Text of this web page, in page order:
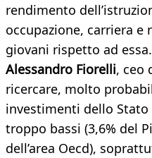
rendimento
occupazione, carriera
giovani rispetto ad
Alessandro Fiorelli, ceo
ricercare, molto
investimenti dello
troppo bassi (3,6% del
dell’area Oecd),